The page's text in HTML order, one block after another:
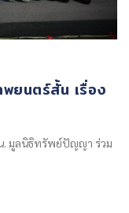
ยนตร์สั้น เรื่อง
มูลนิธิทรัพย์ปัญญา ร่วม